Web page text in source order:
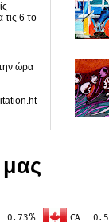
τις 6 το
ώρα